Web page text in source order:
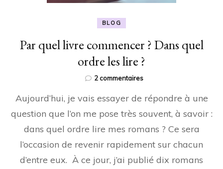
BLOG
Par quel livre commencer ? Dans quel
ordre les lire ?
2 commentairessur
quel
commencer
?
quel
ordre
Aujourd’hui, je vais essayer de répondre à une
question que l’on me pose très souvent, à savoir :
dans quel ordre lire mes romans ? Ce sera
l’occasion de revenir rapidement sur chacun
d’entre eux. À ce jour, j’ai publié dix romans